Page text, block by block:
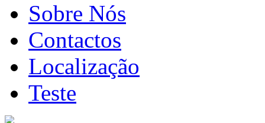
Sobre Nós
Contactos
Localização
Teste